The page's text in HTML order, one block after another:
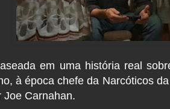
em uma história real
à época chefe da Narcóticos
Joe Carnahan.